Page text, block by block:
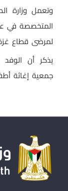
وتعمل وزارة
المتخصصة في
لمرضى قطاع غزة
يذكر أن
جمعية إغاثة